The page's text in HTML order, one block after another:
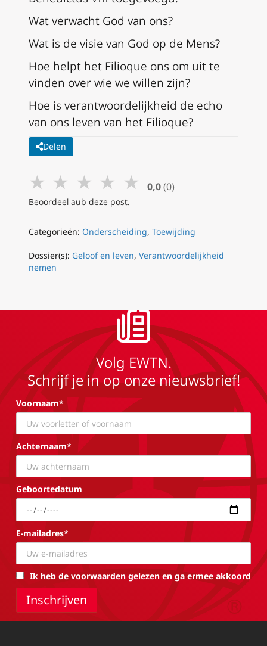
Wat verwacht God van ons?
Wat is de visie van God op de Mens?
Hoe helpt het Filioque ons om uit te
vinden over wie we willen zijn?
Hoe is verantwoordelijkheid de echo
van ons leven van het Filioque?
Delen
★ ★ ★ ★ ★ 0,0 (0)
Beoordeel aub deze post.
Categorieën: Onderscheiding, Toewijding
Dossier(s): Geloof en leven, Verantwoordelijkheid
nemen
Volg EWTN.
Schrijf je in op onze nieuwsbrief!
Voornaam*
Achternaam*
Geboortedatum
E-mailadres*
Ik heb de voorwaarden gelezen en ga ermee akkoord